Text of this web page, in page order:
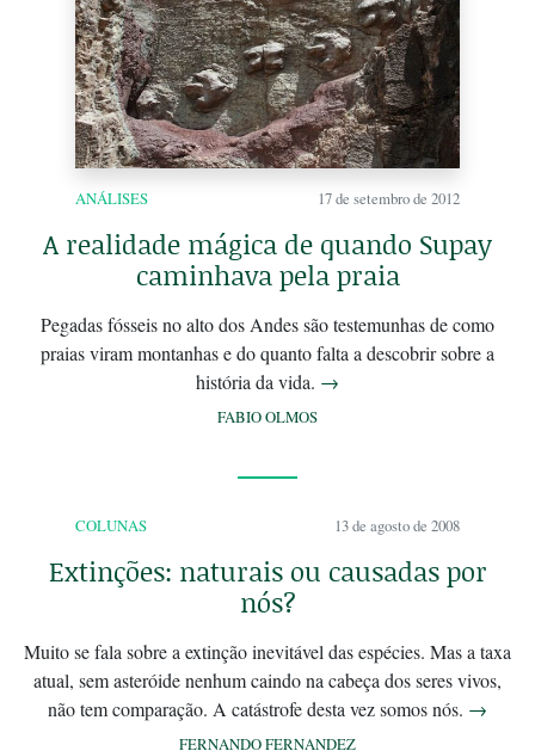
ANÁLISES 17 de setembro de 2012
A realidade mágica de quando Supay
caminhava pela praia
Pegadas fósseis no alto dos Andes são testemunhas de como
praias viram montanhas e do quanto falta a descobrir sobre a
história da vida. →
FABIO OLMOS
COLUNAS 13 de agosto de 2008
Extinções: naturais ou causadas por
nós?
Muito se fala sobre a extinção inevitável das espécies. Mas a taxa
atual, sem asteróide nenhum caindo na cabeça dos seres vivos,
não tem comparação. A catástrofe desta vez somos nós. →
FERNANDO FERNANDEZ